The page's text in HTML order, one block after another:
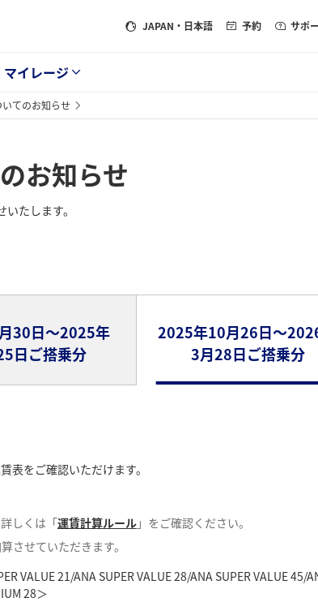
JAPAN ・日本語 予約 サポ
マイレージ
てのお知らせ
お知らせ
たします。
30日～2025年
日ご搭乗分
2025年10月26日～
3月28日ご搭乗分
表をご確認いただけます。
しくは「運賃計算ルール」をご確認ください。
させていただきます。
VALUE 21/ANA SUPER VALUE 28/ANA SUPER VALUE 45/
28＞
表をご確認いただけます。
しくは「運賃計算ルール」をご確認ください。
させていただきます。
VALUE 21/ANA SUPER VALUE 28/ANA SUPER VALUE 45/
28＞
表をご確認いただけます。
しくは「運賃計算ルール」をご確認ください。
させていただきます。
VALUE 21/ANA SUPER VALUE 28/ANA SUPER VALUE 45/
28＞